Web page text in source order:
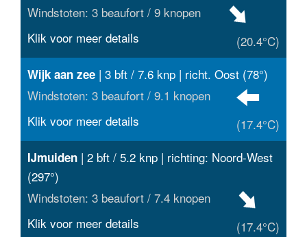
Windstoten: 3 beaufort / 9 knopen
(20.4°C)
Klik voor meer details
Wijk aan zee | 3 bft / 7.6 knp | richt. Oost (78°)
Windstoten: 3 beaufort / 9.1 knopen
(17.4°C)
Klik voor meer details
IJmuiden | 2 bft / 5.2 knp | richting: Noord-West
(297°)
Windstoten: 3 beaufort / 7.4 knopen
(17.4°C)
Klik voor meer details